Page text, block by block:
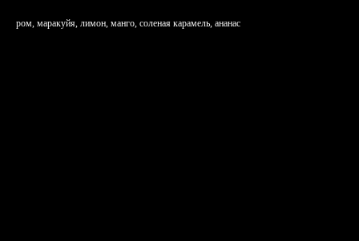
ром, маракуйя, лимон, манго, соленая карамель, ананас